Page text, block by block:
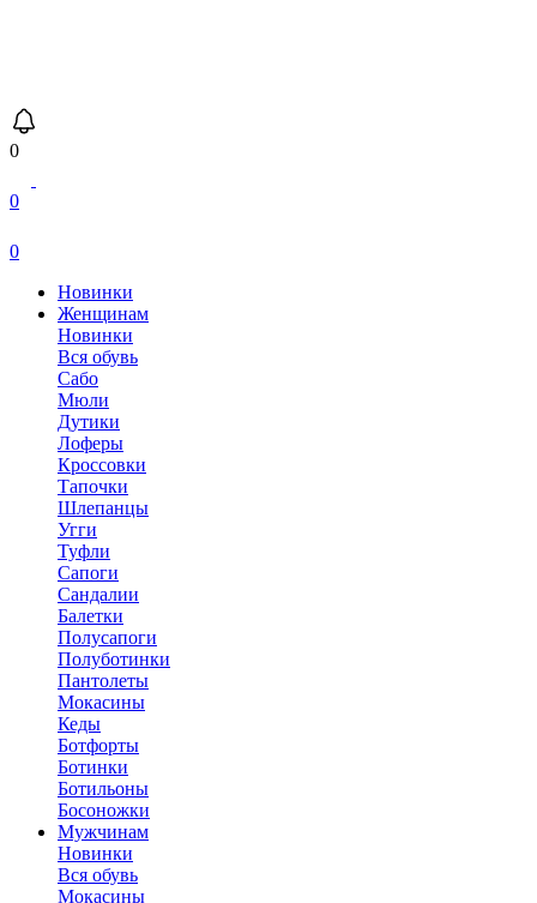
0
0
0
Новинки
Женщинам
Новинки
Вся обувь
Сабо
Мюли
Дутики
Лоферы
Кроссовки
Тапочки
Шлепанцы
Угги
Туфли
Сапоги
Сандалии
Балетки
Полусапоги
Полуботинки
Пантолеты
Мокасины
Кеды
Ботфорты
Ботинки
Ботильоны
Босоножки
Мужчинам
Новинки
Вся обувь
Мокасины